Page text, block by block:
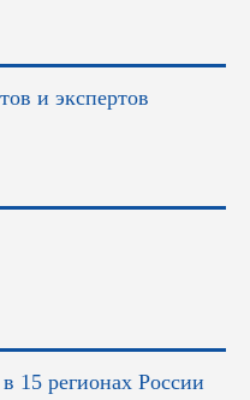
и экспертов
15 регионах России